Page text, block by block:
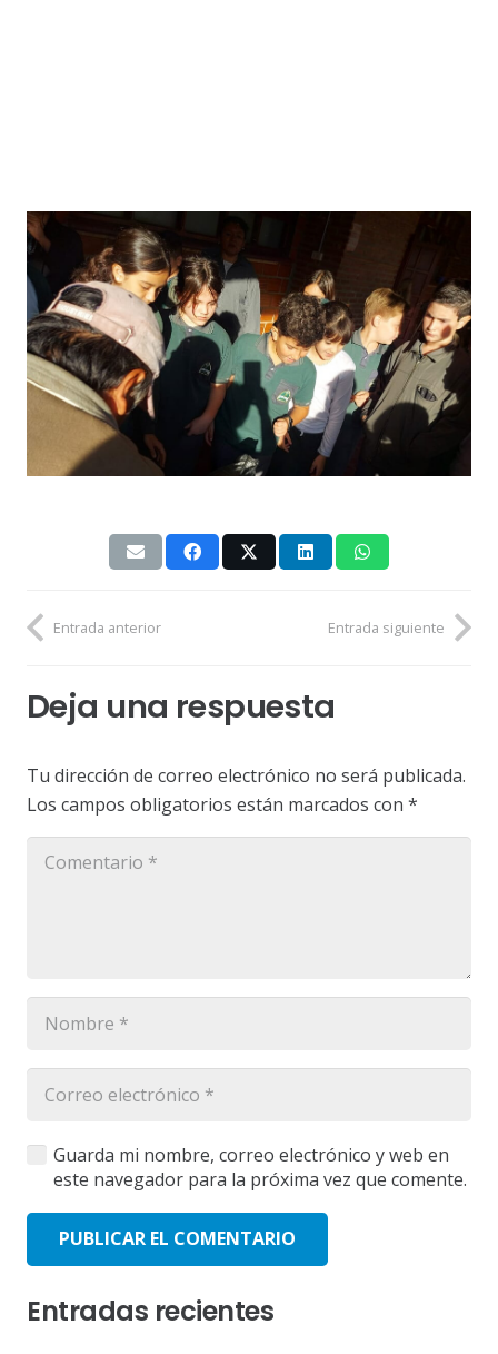
Entrada anterior Entrada siguiente
Deja una respuesta
Tu dirección de correo electrónico no será publicada.
Los campos obligatorios están marcados con *
Guarda mi nombre, correo electrónico y web en
este navegador para la próxima vez que comente.
PUBLICAR EL COMENTARIO
Entradas recientes